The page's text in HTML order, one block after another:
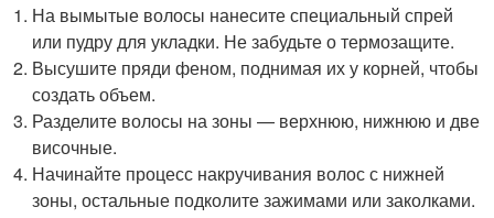
На вымытые волосы нанесите специальный спрей
или пудру для укладки. Не забудьте о термозащите.
Высушите пряди феном, поднимая их у корней, чтобы
создать объем.
Разделите волосы на зоны — верхнюю, нижнюю и две
височные.
Начинайте процесс накручивания волос с нижней
зоны, остальные подколите зажимами или заколками.